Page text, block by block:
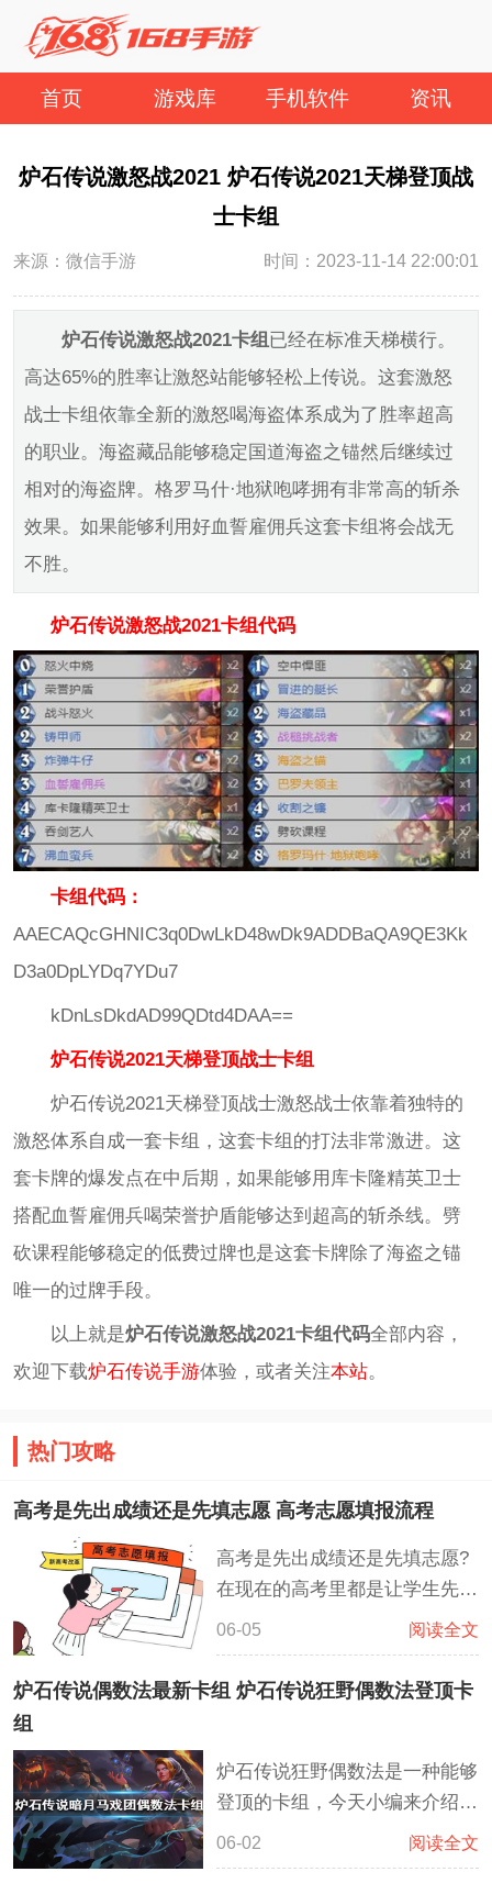
首页 游戏库 手机软件 资讯
炉石传说激怒战2021 炉石传说2021天梯登顶战
士卡组
来源：微信手游 时间：2023-11-14 22:00:01
炉石传说激怒战2021卡组已经在标准天梯横行。
高达65%的胜率让激怒站能够轻松上传说。这套激怒
战士卡组依靠全新的激怒喝海盗体系成为了胜率超高
的职业。海盗藏品能够稳定国道海盗之锚然后继续过
相对的海盗牌。格罗马什·地狱咆哮拥有非常高的斩杀
效果。如果能够利用好血誓雇佣兵这套卡组将会战无
不胜。
炉石传说激怒战2021卡组代码
卡组代码：
AAECAQcGHNIC3q0DwLkD48wDk9ADDBaQA9QE3Kk
D3a0DpLYDq7YDu7
kDnLsDkdAD99QDtd4DAA==
炉石传说2021天梯登顶战士卡组
炉石传说2021天梯登顶战士激怒战士依靠着独特的
激怒体系自成一套卡组，这套卡组的打法非常激进。这
套卡牌的爆发点在中后期，如果能够用库卡隆精英卫士
搭配血誓雇佣兵喝荣誉护盾能够达到超高的斩杀线。劈
砍课程能够稳定的低费过牌也是这套卡牌除了海盗之锚
唯一的过牌手段。
以上就是炉石传说激怒战2021卡组代码全部内容，
欢迎下载炉石传说手游体验，或者关注本站。
热门攻略
高考是先出成绩还是先填志愿 高考志愿填报流程
高考是先出成绩还是先填志愿?
在现在的高考里都是让学生先知
道成绩，然后再去查自身排名和
各学校的分数线，这样子可以降
低考生报志愿时各种不清楚确
少了盲目报名导致滑档的风险
06-05 阅读全文
炉石传说偶数法最新卡组 炉石传说狂野偶数法登顶卡
组
炉石传说狂野偶数法是一种能够
登顶的卡组，今天小编来介绍一
下关于炉石传说偶数法最新卡组
的相关内容。这套偶数法在偶数
06-02 阅读全文